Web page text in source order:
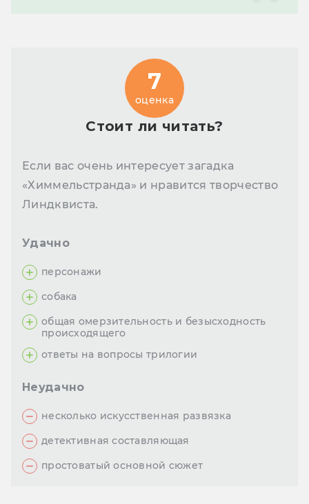
Стоит ли читать?
7
оценка
Если вас очень интересует загадка
«Химмельстранда» и нравится творчество
Линдквиста.
Удачно
персонажи
собака
общая омерзительность и безысходность
происходящего
ответы на вопросы трилогии
Неудачно
несколько искусственная развязка
детективная составляющая
простоватый основной сюжет